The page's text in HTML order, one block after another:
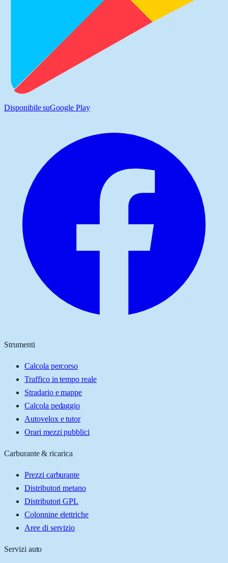
Disponibile suGoogle Play
Strumenti
Calcola percorso
Traffico in tempo reale
Stradario e mappe
Calcola pedaggio
Autovelox e tutor
Orari mezzi pubblici
Carburante & ricarica
Prezzi carburante
Distributori metano
Distributori GPL
Colonnine elettriche
Aree di servizio
Servizi auto